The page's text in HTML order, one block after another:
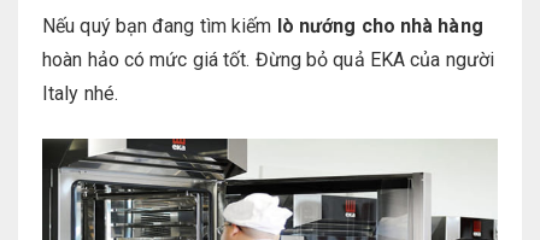
Nếu quý bạn đang tìm kiếm lò nướng cho nhà hàng
hoàn hảo có mức giá tốt. Đừng bỏ quả EKA của người
Italy nhé.